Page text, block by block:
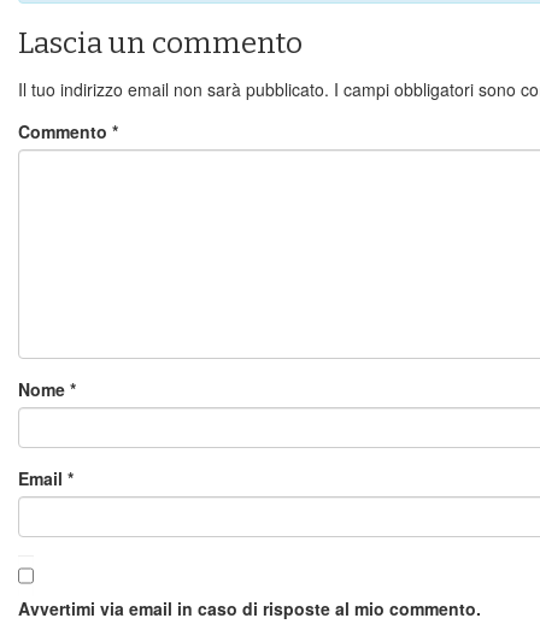
Lascia un commento
Il tuo indirizzo email non sarà pubblicato. I campi obbligatori sono
Commento *
Nome *
Email *
Avvertimi via email in caso di risposte al mio commento.